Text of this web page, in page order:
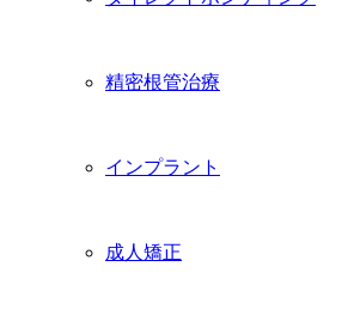
精密根管治療
インプラント
成人矯正